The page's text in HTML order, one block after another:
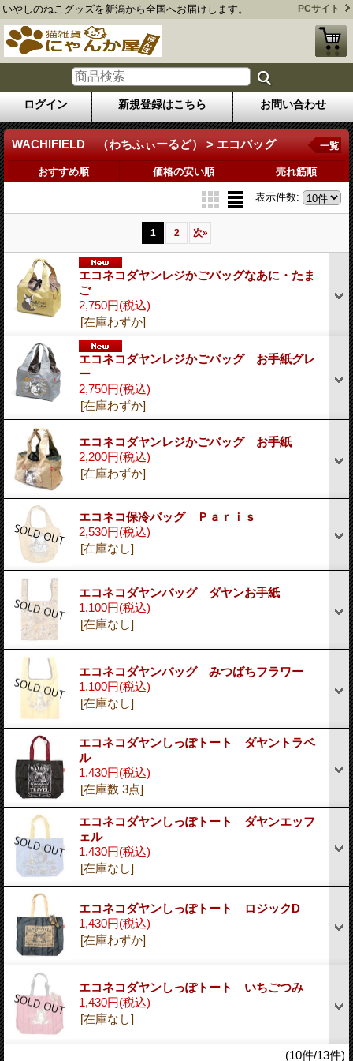
いやしのねこグッズを新潟から全国へお届けします。 PCサイト
ログイン 新規登録はこちら お問い合わせ
WACHIFIELD （わちふぃーるど） > エコバッグ 一覧
おすすめ順 価格の安い順 売れ筋順
表示件数:
1 2 次»
エコネコダヤンレジかごバッグなあに・たま
ご
2,750円(税込)
[在庫わずか]
エコネコダヤンレジかごバッグ お手紙グレ
ー
2,750円(税込)
[在庫わずか]
エコネコダヤンレジかごバッグ お手紙
2,200円(税込)
[在庫わずか]
エコネコ保冷バッグ Ｐａｒｉｓ
2,530円(税込)
[在庫なし]
エコネコダヤンバッグ ダヤンお手紙
1,100円(税込)
[在庫なし]
エコネコダヤンバッグ みつばちフラワー
1,100円(税込)
[在庫なし]
エコネコダヤンしっぽトート ダヤントラベ
ル
1,430円(税込)
[在庫数 3点]
エコネコダヤンしっぽトート ダヤンエッフ
ェル
1,430円(税込)
[在庫なし]
エコネコダヤンしっぽトート ロジックD
1,430円(税込)
[在庫わずか]
エコネコダヤンしっぽトート いちごつみ
1,430円(税込)
[在庫なし]
(10件/13件)